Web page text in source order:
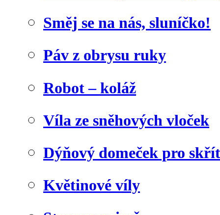
Směj se na nás, sluníčko!
Páv z obrysu ruky
Robot – koláž
Víla ze sněhových vloček
Dýňový domeček pro
Květinové víly